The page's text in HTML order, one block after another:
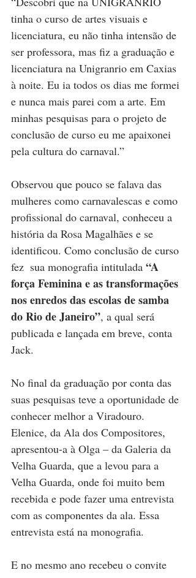
tinha o curso de artes visuais e
licenciatura, eu não tinha intensão de
ser professora, mas fiz a graduação e
licenciatura na Unigranrio em Caxias
à noite. Eu ia todos os dias me formei
e nunca mais parei com a arte. Em
minhas pesquisas para o projeto de
conclusão de curso eu me apaixonei
pela cultura do carnaval.”
Observou que pouco se falava das
mulheres como carnavalescas e como
profissional do carnaval, conheceu a
história da Rosa Magalhães e se
identificou. Como conclusão de curso
fez  sua monografia intitulada “A
força Feminina e as transformações
nos enredos das escolas de samba
do Rio de Janeiro”, a qual será
publicada e lançada em breve, conta
Jack.
No final da graduação por conta das
suas pesquisas teve a oportunidade de
conhecer melhor a Viradouro.
Elenice, da Ala dos Compositores,
apresentou-a à Olga – da Galeria da
Velha Guarda, que a levou para a
Velha Guarda, onde foi muito bem
recebida e pode fazer uma entrevista
com as componentes da ala. Essa
entrevista está na monografia.
E no mesmo ano recebeu o convite